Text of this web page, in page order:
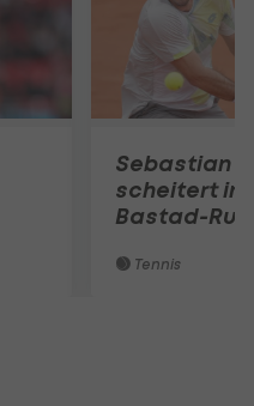
Sebastian
scheitert in
Bastad-
Tennis